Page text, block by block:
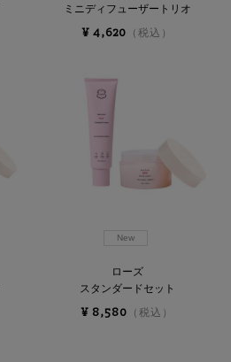
ミニディフューザートリオ
¥ 4,620 （税込）
New
ローズ
スタンダードセット
¥ 8,580 （税込）